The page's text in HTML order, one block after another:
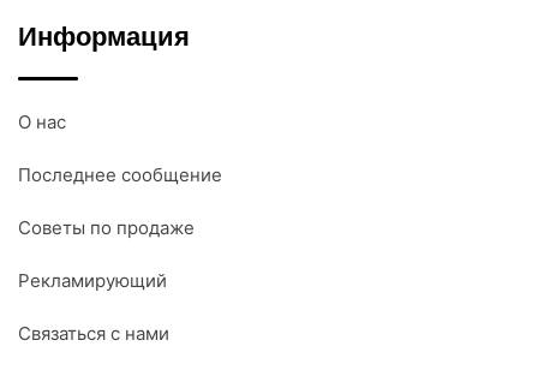
Информация
О нас
Последнее сообщение
Советы по продаже
Рекламирующий
Связаться с нами